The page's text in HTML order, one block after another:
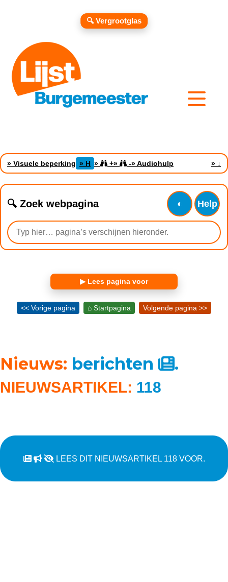
» Visuele beperking » H » +» -» Audiohulp » ↓
🔍 Zoek webpagina ◐ Help
▶ Lees pagina voor
🔍 Vergrootglas
<< Vorige pagina ⌂ Startpagina Volgende pagina >>
Nieuws: berichten .
NIEUWSARTIKEL: 118
LEES DIT NIEUWSARTIKEL 118 VOOR.